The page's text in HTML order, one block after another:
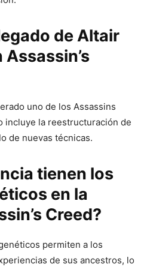
de Altair
Assassin’s
uno de los Assassins
incluye la reestructuración de
de nuevas técnicas.
tienen los
en la
Creed?
permiten a los
de sus ancestros, lo